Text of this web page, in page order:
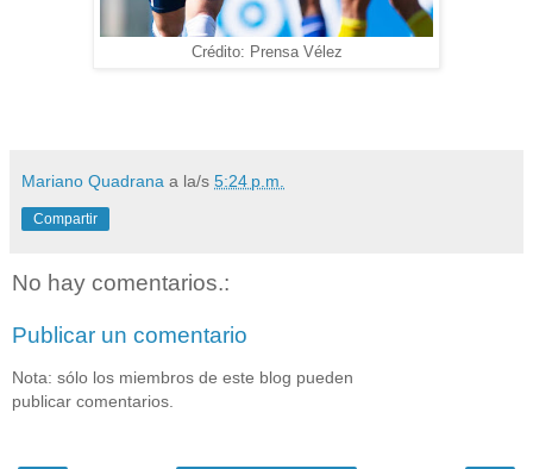
Crédito: Prensa Vélez
Mariano Quadrana a la/s 5:24 p.m.
Compartir
No hay comentarios.:
Publicar un comentario
Nota: sólo los miembros de este blog pueden
publicar comentarios.